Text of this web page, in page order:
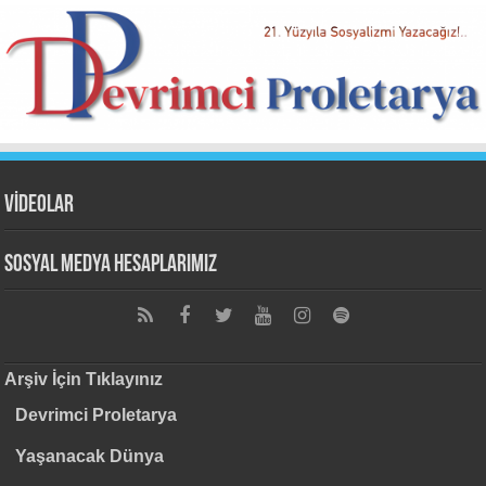
VİDEOLAR
Sosyal Medya Hesaplarımız
Arşiv İçin Tıklayınız
Devrimci Proletarya
Yaşanacak Dünya